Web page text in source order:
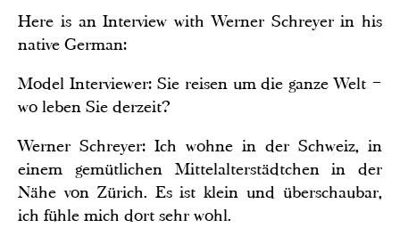
Here is an Interview with Werner Schreyer in his
native German:
Model Interviewer: Sie reisen um die ganze Welt –
wo leben Sie derzeit?
Werner Schreyer: Ich wohne in der Schweiz, in
einem gemütlichen Mittelalterstädtchen in der
Nähe von Zürich. Es ist klein und überschaubar,
ich fühle mich dort sehr wohl.